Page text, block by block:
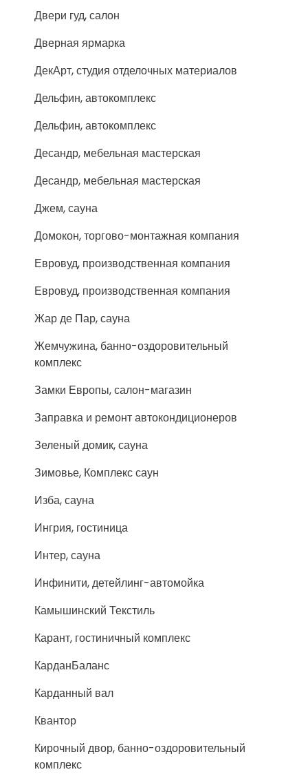
Двери гуд, салон
Дверная ярмарка
ДекАрт, студия отделочных материалов
Дельфин, автокомплекс
Дельфин, автокомплекс
Десандр, мебельная мастерская
Десандр, мебельная мастерская
Джем, сауна
Домокон, торгово-монтажная компания
Евровуд, производственная компания
Евровуд, производственная компания
Жар де Пар, сауна
Жемчужина, банно-оздоровительный
комплекс
Замки Европы, салон-магазин
Заправка и ремонт автокондиционеров
Зеленый домик, сауна
Зимовье, Комплекс саун
Изба, сауна
Ингрия, гостиница
Интер, сауна
Инфинити, детейлинг-автомойка
Камышинский Текстиль
Карант, гостиничный комплекс
КарданБаланс
Карданный вал
Квантор
Кирочный двор, банно-оздоровительный
комплекс